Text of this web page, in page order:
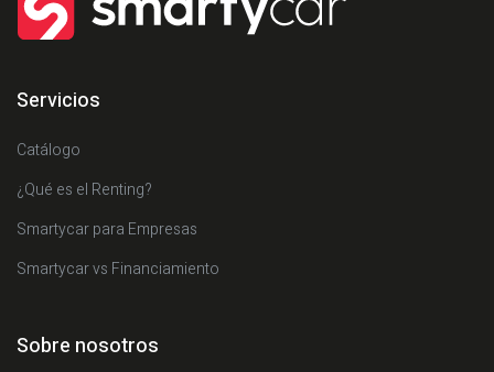
Servicios
Catálogo
¿Qué es el Renting?
Smartycar para Empresas
Smartycar vs Financiamiento
Sobre nosotros